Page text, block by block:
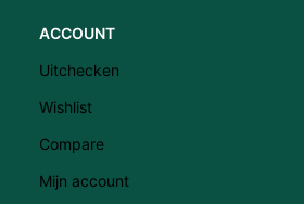
ACCOUNT
Uitchecken
Wishlist
Compare
Mijn account